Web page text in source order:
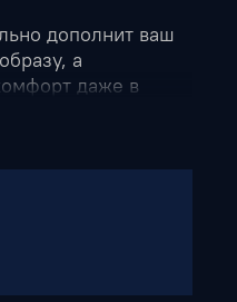
дополнит ваш
а
даже в
как с
– выбирайте